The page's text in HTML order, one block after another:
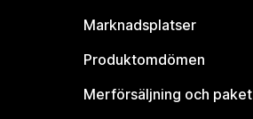
Marknadsplatser
Produktomdömen
Merförsäljning och paket